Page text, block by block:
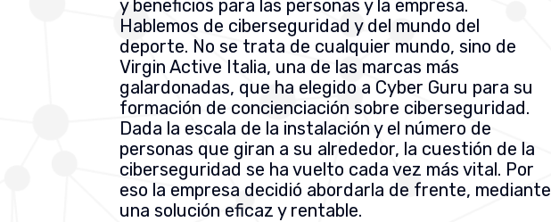
y beneficios para las personas y la empresa.
Hablemos de ciberseguridad y del mundo del
deporte. No se trata de cualquier mundo, sino de
Virgin Active Italia, una de las marcas más
galardonadas, que ha elegido a Cyber Guru para su
formación de concienciación sobre ciberseguridad.
Dada la escala de la instalación y el número de
personas que giran a su alrededor, la cuestión de la
ciberseguridad se ha vuelto cada vez más vital. Por
eso la empresa decidió abordarla de frente, mediante
una solución eficaz y rentable.